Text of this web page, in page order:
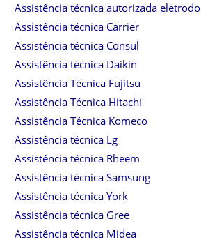
Assistência técnica autorizada
Assistência técnica Carrier
Assistência técnica Consul
Assistência técnica Daikin
Assistência Técnica Fujitsu
Assistência Técnica Hitachi
Assistência Técnica Komeco
Assistência técnica Lg
Assistência técnica Rheem
Assistência técnica Samsung
Assistência técnica York
Assistência técnica Gree
Assistência técnica Midea